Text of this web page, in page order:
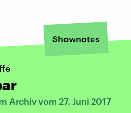
Shownotes
Archiv vom 27. Juni 2017